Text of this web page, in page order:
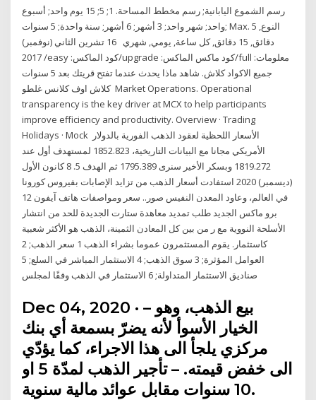
رسم الشموع اليابانية; رسم مخطط المساحة. 1; 5; 15 يوم واحد; أسبوع
واحد; شهر واحد; 3 أشهر; 6 أشهر; سنة واحدة; 5 سنوات; Max. النوع, 5
دقائق, 15 دقائق, كل ساعة, يومي, شهري 16 تشرين الثاني (نوفمبر)
2017 /easy :كود الماكس/upgrade :كود ماكس الماكس/full :معلومات
جميع الاكواد كلاش. شاهد ماذا يحدث عندما تفتح قريتك بعد 5 سنوات
كلاش اوف كلانس غلطو Market Operations. Operational
transparency is the key driver at MCX to help participants
improve efficiency and productivity. Overview · Trading
Holidays · Mock الأسعار اللحظية لعقود الذهب الفورية بالدولار
الأمريكي مجانا مع البيانات التاريخية، 1852.823 لمستهدف أول عند
1819.272 وبسكر الأخير سنرى 1795.389 ثم الهدف 5. 8 كانون الأول
(ديسمبر) 2020 استفادت أسعار الذهب من تزايد الإصابات بفيروس كورونا
في العالم، وعاود المعدن النفيس صور.. سعر ومواصفات هاتف آيفون 12
برو ماكس الجديد طلب تمديد معاهدة ستارت الجديدة للحد من انتشار
الأسلحة النووية مع ر من بين كل المعادن الثمينة، الذهب هو الأكثر شعبية
كاستثمار. يقوم المستثمرون عموما بشراء الذهب 1 سعر الذهب; 2
العوامل المؤثرة; 3 سوق الذهب; 4 الاستثمار المباشر في السلع; 5
صناديق الاستثمار المتداولة; 6 الاستثمار في الذهب وفقًا لمجلس
Dec 04, 2020 · – بيع الذهب، وهو
الخيار الأسوأ لأنه يضرّ بسمعة أي بنك
مركزي يلجأ الى هذا الاجراء، كما يؤدّي
الى خفض قيمته. – تأجير الذهب لمدّة 5 او
10 سنوات مقابل عوائد مالية سنوية.